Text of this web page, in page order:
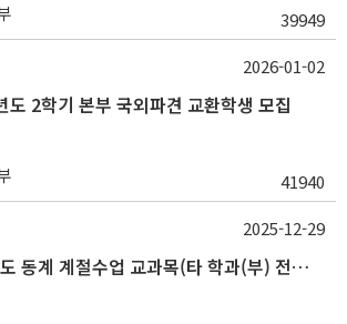
39949
2학기 본부 국외파견 교환학생 모집
41940
2026-01-02
(~1/8) 2025학년도 동계 계절수업 교과목(타 학과(부) 전공 및 교양) 성적평가방법 선택제 신청 안내
2025-12-29